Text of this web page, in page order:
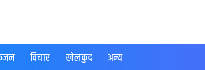
विचार खेलकुद अन्य